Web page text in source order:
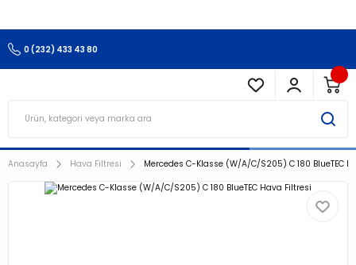
0 (232) 433 43 80
Anasayfa Hava Filtresi Mercedes C-Klasse (W/A/C/S205) C 180 BlueTEC